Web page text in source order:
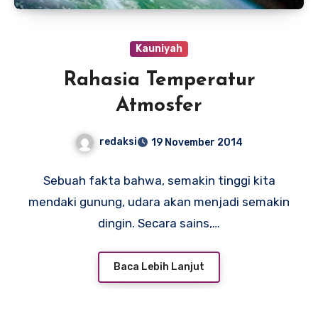
Kauniyah
Rahasia Temperatur
Atmosfer
redaksi 19 November 2014
Sebuah fakta bahwa, semakin tinggi kita
mendaki gunung, udara akan menjadi semakin
dingin. Secara sains,…
Baca Lebih Lanjut